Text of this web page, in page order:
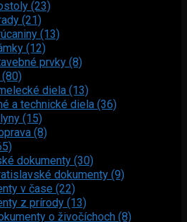
(23)
(21)
(13)
(12)
prvky (8)
diela (13)
a technické diela (36)
(15)
(8)
dokumenty (30)
dokumenty (9)
v čase (22)
z prírody (13)
o živočíchoch (8)